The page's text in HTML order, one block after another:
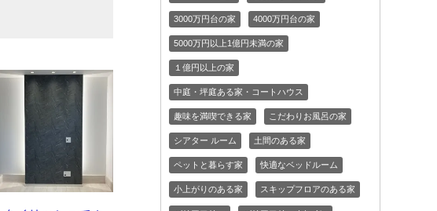
3000万円台の家 4000万円台の家
5000万円以上1億円未満の家
１億円以上の家
中庭・坪庭ある家・コートハウス
趣味を満喫できる家 こだわりお風呂の家
シアター ルーム 土間のある家
ペットと暮らす家 快適なベッドルーム
小上がりのある家 スキップフロアのある家